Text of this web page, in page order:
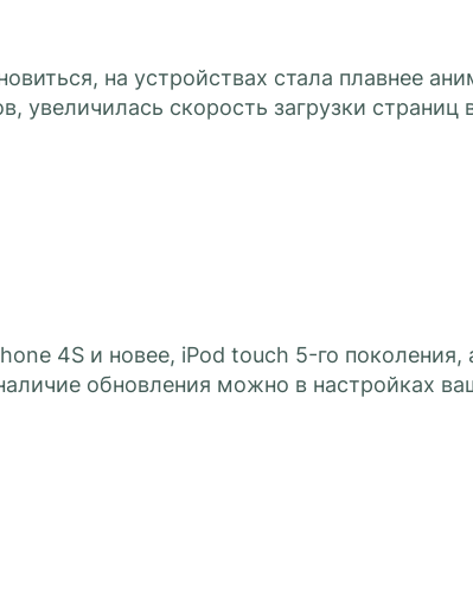
на устройствах стала плавнее
увеличилась скорость загрузки страниц
4S и новее, iPod touch 5-го поколения,
обновления можно в настройках